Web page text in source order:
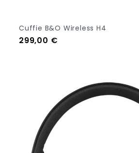
Cuffie B&O Wireless H4
Prezzo
299,00 €